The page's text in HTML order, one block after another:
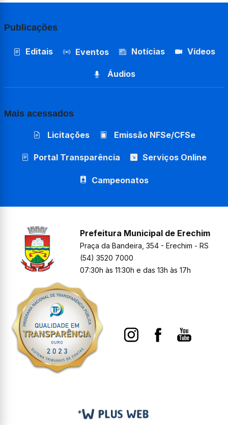
Publicações
Editais Eventos Notícias Vídeos
Áudios
Mais acessados
Licitações Emissão NFSe/CFSe
Portal Transparência Serviços Online
Campeonatos
Prefeitura Municipal de Erechim
Praça da Bandeira, 354 - Erechim - RS
(54) 3520 7000
07:30h às 11:30h e das 13h às 17h